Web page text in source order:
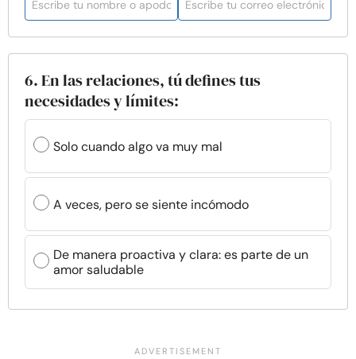
6. En las relaciones, tú defines tus
necesidades y límites:
Solo cuando algo va muy mal
A veces, pero se siente incómodo
De manera proactiva y clara: es parte de un
amor saludable